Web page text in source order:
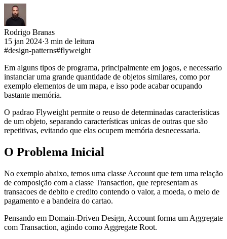
Rodrigo Branas
15 jan 2024·3 min de leitura
#design-patterns#flyweight
Em alguns tipos de programa, principalmente em jogos, e necessario
instanciar uma grande quantidade de objetos similares, como por
exemplo elementos de um mapa, e isso pode acabar ocupando
bastante memória.
O padrao Flyweight permite o reuso de determinadas características
de um objeto, separando características unicas de outras que são
repetitivas, evitando que elas ocupem memória desnecessaria.
O Problema Inicial
No exemplo abaixo, temos uma classe Account que tem uma relação
de composição com a classe Transaction, que representam as
transacoes de debito e credito contendo o valor, a moeda, o meio de
pagamento e a bandeira do cartao.
Pensando em Domain-Driven Design, Account forma um Aggregate
com Transaction, agindo como Aggregate Root.